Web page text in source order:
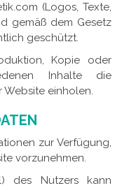
(Logos, Texte,
gemäß dem Gesetz
geschützt.
Kopie oder
Inhalte die
Website einholen.
zur Verfügung,
vorzunehmen.
des Nutzers kann